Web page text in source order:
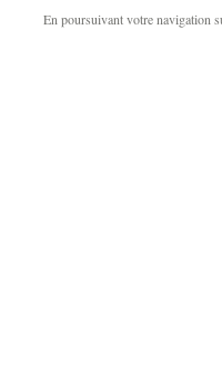
En poursuivant votre navigation